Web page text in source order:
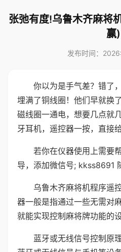
张弛有度!乌鲁木齐麻将
赢)
发布时间：
你以为是手气差？错了
埋满了铜线圈！他们早就换
磁线圈一通电，想要几点就
牙耳机，遥控器一按，直接
若你在仪器使用上需要
导，添加微信号; kkss8691
乌鲁木齐麻将机程序遥
器一般是指通过一些无需对
就能实现控制麻将牌功能的
蓝牙或无线信号控制原